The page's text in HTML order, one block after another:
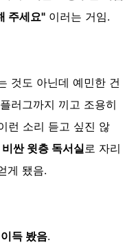
주세요" 이러는 거임.
것도 아닌데 예민한 건
러그까지 끼고 조용히
런 소리 듣고 싶진 않
싼 윗층 독서실로 자리
게 됐음.
득 봤음.